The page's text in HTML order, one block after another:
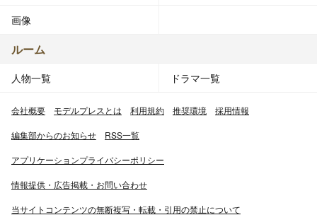
画像
ルーム
人物一覧 ドラマ一覧
会社概要 モデルプレスとは 利用規約 推奨環境 採用情報
編集部からのお知らせ RSS一覧
アプリケーションプライバシーポリシー
情報提供・広告掲載・お問い合わせ
当サイトコンテンツの無断複写・転載・引用の禁止について